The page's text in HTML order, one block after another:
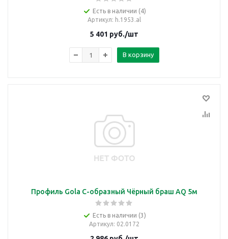
Есть в наличии (4)
Артикул: h.1953.al
5 401 руб./шт
В корзину
Профиль Gola C-образный Чёрный браш AQ 5м
Есть в наличии (3)
Артикул: 02.0172